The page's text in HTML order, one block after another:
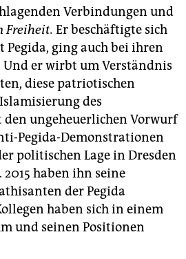
Verbindungen und
Freiheit. Er beschäftigte sich
ging auch bei ihren
er wirbt um Verständnis
diese patriotischen
des
den ungeheuerlichen Vorwurf
Pegida-Demonstrationen
politischen Lage in Dresden
haben ihn seine
der Pegida
haben sich in einem
und seinen Positionen